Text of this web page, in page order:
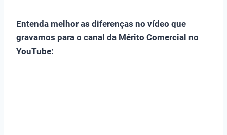
Entenda melhor as diferenças no vídeo que
gravamos para o canal da Mérito Comercial no
YouTube: